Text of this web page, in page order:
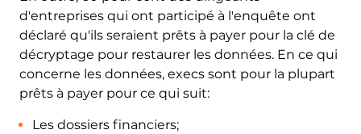
d'entreprises qui ont participé à l'enquête ont
déclaré qu'ils seraient prêts à payer pour la clé de
décryptage pour restaurer les données. En ce qui
concerne les données, execs sont pour la plupart
prêts à payer pour ce qui suit:
Les dossiers financiers;